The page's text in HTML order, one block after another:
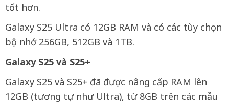
tốt hơn.
Galaxy S25 Ultra có 12GB RAM và có các tùy chọn
bộ nhớ 256GB, 512GB và 1TB.
Galaxy S25 và S25+
Galaxy S25 và S25+ đã được nâng cấp RAM lên
12GB (tương tự như Ultra), từ 8GB trên các mẫu